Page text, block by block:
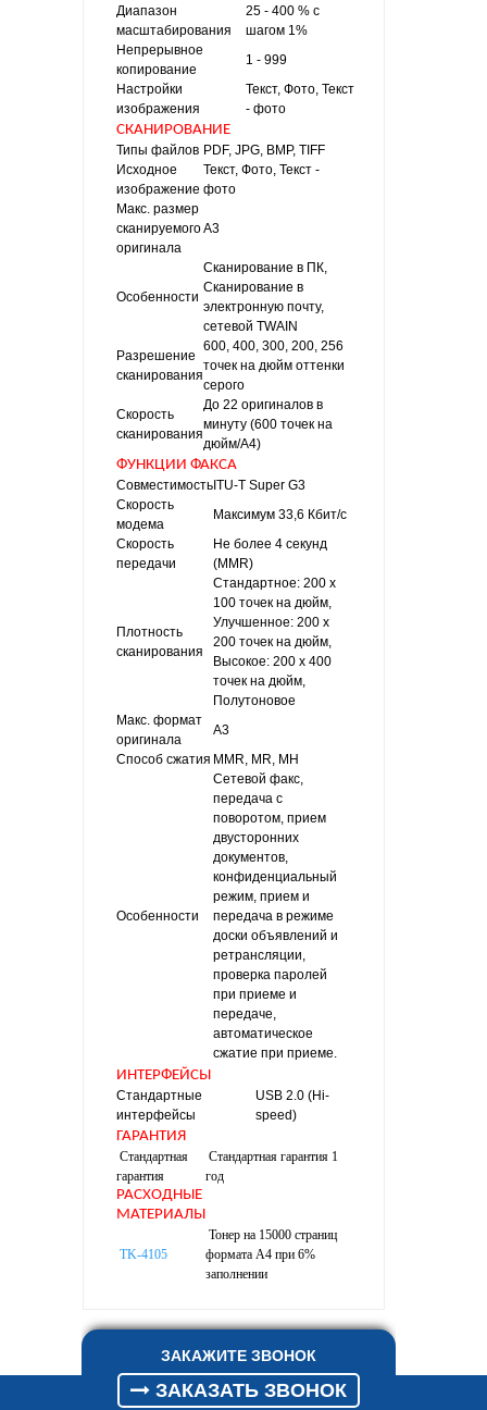
Диапазон
масштабирования
25 - 400 % с
шагом 1%
Непрерывное
копирование
1 - 999
Настройки
изображения
Текст, Фото, Текст
- фото
СКАНИРОВАНИЕ
Типы файлов PDF, JPG, BMP, TIFF
Исходное
изображение
Текст, Фото, Текст -
фото
Макс. размер
сканируемого
оригинала
A3
Особенности
Сканирование в ПК,
Сканирование в
электронную почту,
сетевой TWAIN
Разрешение
сканирования
600, 400, 300, 200, 256
точек на дюйм оттенки
серого
Скорость
сканирования
До 22 оригиналов в
минуту (600 точек на
дюйм/A4)
ФУНКЦИИ ФАКСА
Совместимость ITU-T Super G3
Скорость
модема
Максимум 33,6 Кбит/с
Скорость
передачи
Не более 4 секунд
(MMR)
Плотность
сканирования
Стандартное: 200 x
100 точек на дюйм,
Улучшенное: 200 x
200 точек на дюйм,
Высокое: 200 x 400
точек на дюйм,
Полутоновое
Макс. формат
оригинала
A3
Способ сжатия MMR, MR, MH
Особенности
Сетевой факс,
передача с
поворотом, прием
двусторонних
документов,
конфиденциальный
режим, прием и
передача в режиме
доски объявлений и
ретрансляции,
проверка паролей
при приеме и
передаче,
автоматическое
сжатие при приеме.
ИНТЕРФЕЙСЫ
Стандартные
интерфейсы
USB 2.0 (Hi-
speed)
ГАРАНТИЯ
Стандартная
гарантия
Стандартная гарантия 1
год
РАСХОДНЫЕ
МАТЕРИАЛЫ
TK-4105
Тонер на 15000 страниц
формата A4 при 6%
заполнении
ЗАКАЖИТЕ ЗВОНОК
ЗАКАЗАТЬ ЗВОНОК